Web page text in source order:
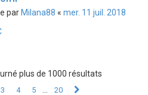
parMilana88 « mer. 11 juil. 2018
plus de 1000 résultats
20
3 4 5 20